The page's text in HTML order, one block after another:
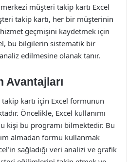
müşteri takip kartı Excel
takip kartı, her bir müşterinin
geçmişini kaydetmek için
bu bilgilerin sistematik bir
edilmesine olanak tanır.
Avantajları
kartı için Excel formunun
Öncelikle, Excel kullanımı
kişi bu programı bilmektedir. Bu
almadan formu kullanmak
sağladığı veri analizi ve grafik